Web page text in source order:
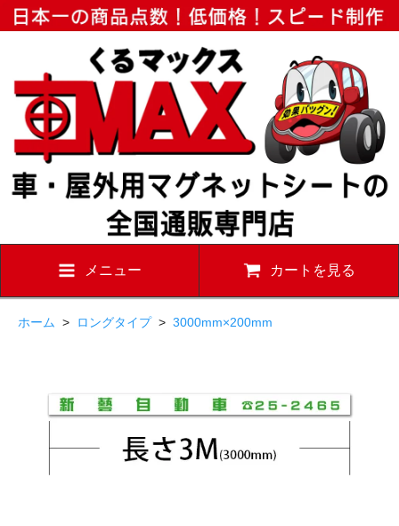
メニュー カートを見る
ホーム > ロングタイプ> 3000mm×200mm